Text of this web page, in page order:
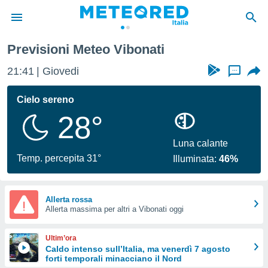
di
per
le
di
Web
le
Previsioni Meteo Vibonati
21:41 Giovedi ...
Cielo sereno
28°
Temp. percepita 31°
Luna calante
Illuminata:46%
Allerta rossa
Allerta massima per altri a Vibonati oggi
Ultim’ora
Caldo intenso sull’Italia, ma venerdì 7 agosto
forti temporali minacciano il Nord